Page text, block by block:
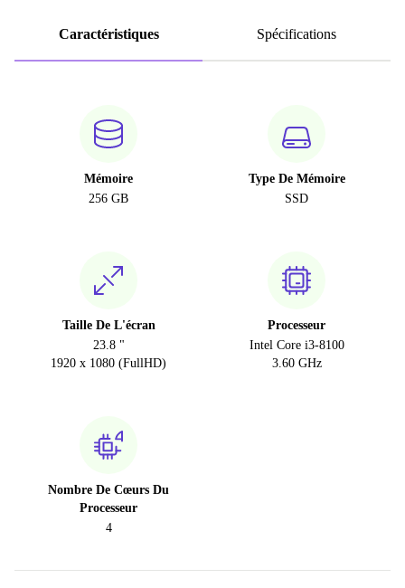
Caractéristiques Spécifications
Mémoire
256 GB
Type De Mémoire
SSD
Taille De L'écran
23.8 "
1920 x 1080 (FullHD)
Processeur
Intel Core i3-8100
3.60 GHz
Nombre De Cœurs Du
Processeur
4